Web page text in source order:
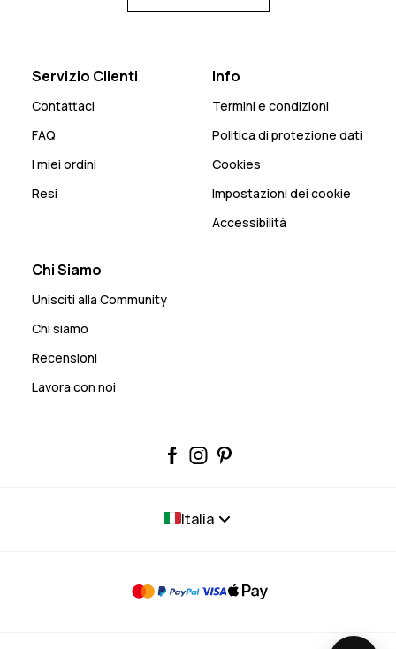
Servizio Clienti
Contattaci
FAQ
I miei ordini
Resi
Info
Termini e condizioni
Politica di protezione dati
Cookies
Impostazioni dei cookie
Accessibilità
Chi Siamo
Unisciti alla Community
Chi siamo
Recensioni
Lavora con noi
Italia